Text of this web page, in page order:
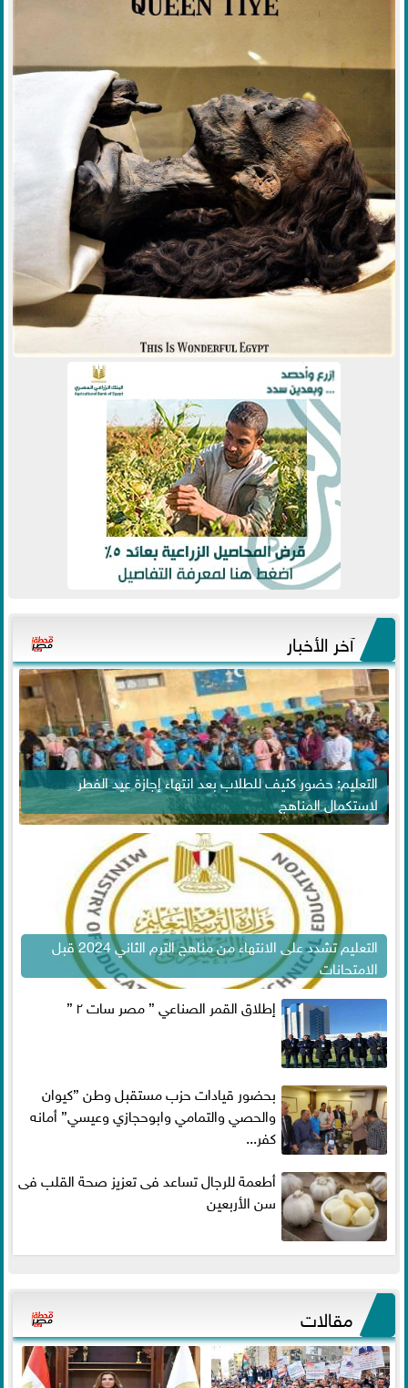
آخر الأخبار
التعليم: حضور كثيف للطلاب بعد انتهاء إجازة عيد الفطر
لاستكمال المناهج
التعليم تشدد على الانتهاء من مناهج الترم الثاني 2024 قبل
الامتحانات
إطلاق القمر الصناعي ” مصر سات ٢ ”
بحضور قيادات حزب مستقبل وطن ”كيوان
والحصي والتمامي وابوحجازي وعيسي” أمانه
كفر...
أطعمة للرجال تساعد فى تعزيز صحة القلب فى
سن الأربعين
مقالات